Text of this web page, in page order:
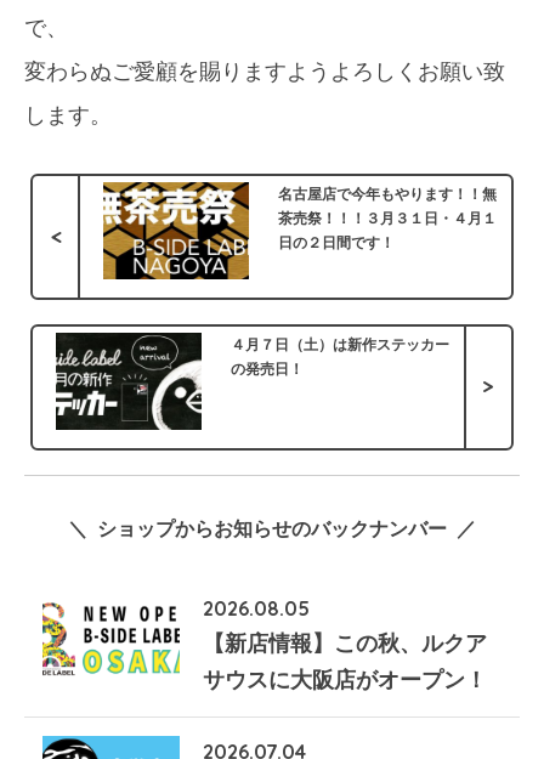
で、
変わらぬご愛顧を賜りますようよろしくお願い致
します。
<
名古屋店で今年もやります！！無
茶売祭！！！３月３１日・４月１
日の２日間です！
４月７日（土）は新作ステッカー
の発売日！
>
＼ ショップからお知らせのバックナンバー ／
2026.08.05
【新店情報】この秋、ルクア
サウスに大阪店がオープン！
2026.07.04